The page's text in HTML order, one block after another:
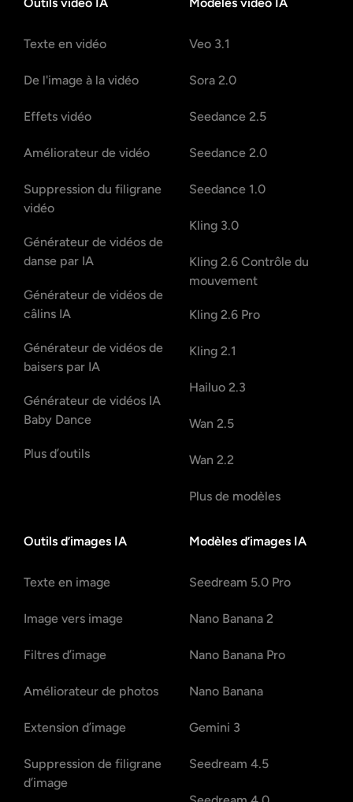
Texte en vidéo
De l'image à la vidéo
Effets vidéo
Améliorateur de vidéo
Suppression du filigrane
vidéo
Générateur de vidéos de
danse par IA
Générateur de vidéos de
câlins IA
Générateur de vidéos de
baisers par IA
Générateur de vidéos IA
Baby Dance
Plus d’outils
Veo 3.1
Sora 2.0
Seedance 2.5
Seedance 2.0
Seedance 1.0
Kling 3.0
Kling 2.6 Contrôle du
mouvement
Kling 2.6 Pro
Kling 2.1
Hailuo 2.3
Wan 2.5
Wan 2.2
Plus de modèles
Outils d’images IA
Texte en image
Image vers image
Filtres d’image
Améliorateur de photos
Extension d’image
Suppression de filigrane
d’image
Modèles d’images IA
Seedream 5.0 Pro
Nano Banana 2
Nano Banana Pro
Nano Banana
Gemini 3
Seedream 4.5